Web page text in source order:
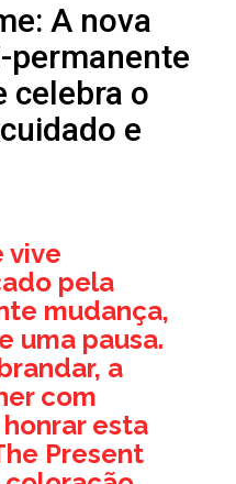
A nova
permanente
celebra o
e
vive
pela
mudança,
uma pausa.
a
com
esta
Present